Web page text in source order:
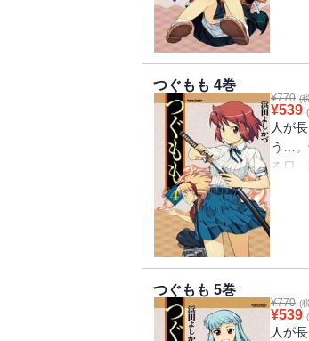
つぐもも 4巻
¥770 (
¥539
人が
う…。
る日
のは
つぐもも 5巻
¥770 (
¥539
人が